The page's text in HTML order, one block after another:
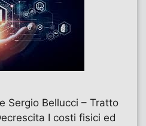
Sergio Bellucci – Tratto
I costi fisici ed